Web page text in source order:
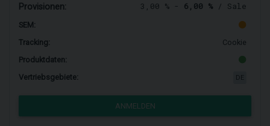
Provisionen: 3,00 % - 6,00 % / Sale
SEM:
Tracking:
Cookie
Produktdaten:
Vertriebsgebiete:
ANMELDEN